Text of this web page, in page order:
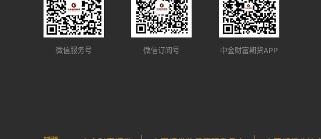
微信服务号 微信订阅号 中金财富期货APP
友情链接：